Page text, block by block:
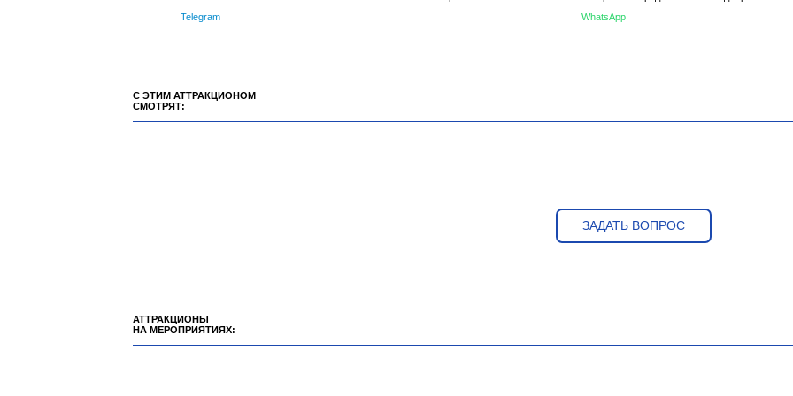
Telegram
WhatsApp
С ЭТИМ АТТРАКЦИОНОМ
СМОТРЯТ:
ЗАДАТЬ ВОПРОС
АТТРАКЦИОНЫ
НА МЕРОПРИЯТИЯХ: